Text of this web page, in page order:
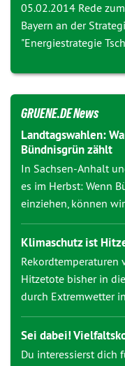
05.02.2014 Rede
Bayern an der
"Energiestrategie
GRUENE.DE News
Landtagswahlen:
Bündnisgrün zählt
In Sachsen-Anhalt
es im Herbst: Wenn
einziehen, können
Klimaschutz ist
Rekordtemperaturen
Hitzetote bisher in
durch Extremwetter
Sei dabei!
Du interessierst dich